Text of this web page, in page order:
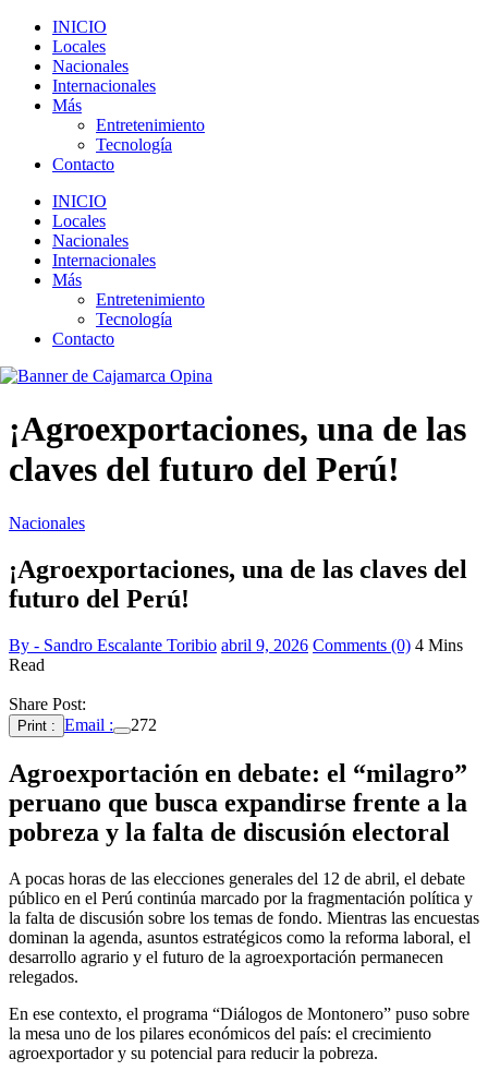
INICIO
Locales
Nacionales
Internacionales
Más
Entretenimiento
Tecnología
Contacto
INICIO
Locales
Nacionales
Internacionales
Más
Entretenimiento
Tecnología
Contacto
¡Agroexportaciones, una de las
claves del futuro del Perú!
Nacionales
¡Agroexportaciones, una de las claves del
futuro del Perú!
By - Sandro Escalante Toribio abril 9, 2026 Comments (0) 4 Mins
Read
Share Post:
Print : Email : 272
Agroexportación en debate: el “milagro”
peruano que busca expandirse frente a la
pobreza y la falta de discusión electoral
A pocas horas de las elecciones generales del 12 de abril, el debate
público en el Perú continúa marcado por la fragmentación política y
la falta de discusión sobre los temas de fondo. Mientras las encuestas
dominan la agenda, asuntos estratégicos como la reforma laboral, el
desarrollo agrario y el futuro de la agroexportación permanecen
relegados.
En ese contexto, el programa “Diálogos de Montonero” puso sobre
la mesa uno de los pilares económicos del país: el crecimiento
agroexportador y su potencial para reducir la pobreza.